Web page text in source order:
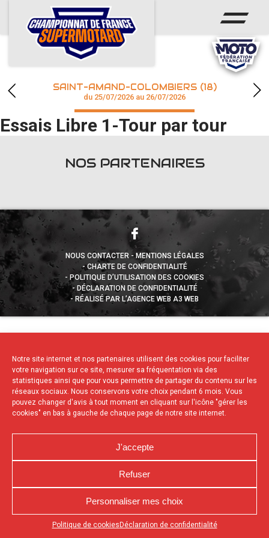
Notre site internet et nos partenaires utilisent des cookies pour faciliter
votre navigation sur ce site, mesurer sa fréquentation via des
statistiques ainsi que pour vous permettre de partager du contenu sur les
réseaux sociaux. Nous conservons votre choix pendant 6 mois. Vous
pouvez changer d'avis à tout moment en cliquant sur l'icône "gérer les
cookies" en bas à gauche de chaque page de notre site internet.
J'accepte
Refuser
Personnaliser mes choix
Politique de cookies Déclaration de confidentialité
Appuyez sur le bouton partager en bas de votre
ACCUEIL
ACTUS
CALENDRIER
CHAMPIONNAT
RÉSULTATS
SAINT-AMAND-COLOMBIERS (18)
du 25/07/2026 au 26/07/2026
Essais Libre 1-Tour par tour
NOS PARTENAIRES
NOUS CONTACTER
MENTIONS LÉGALES
CHARTE DE CONFIDENTIALITÉ
POLITIQUE D’UTILISATION DES COOKIES
DÉCLARATION DE CONFIDENTIALITÉ
RÉALISÉ PAR L’AGENCE WEB A3 WEB